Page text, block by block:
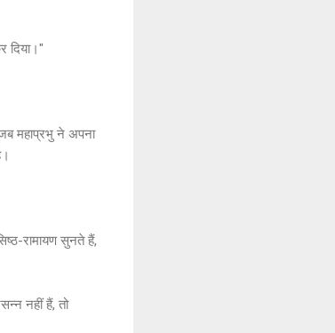
दिया।"
महाप्रभु ने अपना
रामायण सुनते हैं,
नहीं हैं, तो